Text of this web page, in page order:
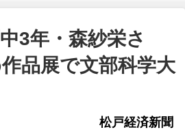
3年・森紗栄さ
品展で文部科学大
松戸経済新聞